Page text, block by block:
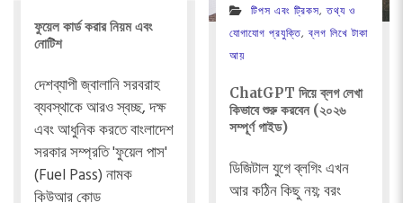
ফুয়েল কার্ড করার নিয়ম এবং
নোটিশ
দেশব্যাপী জ্বালানি সরবরাহ
ব্যবস্থাকে আরও স্বচ্ছ, দক্ষ
এবং আধুনিক করতে বাংলাদেশ
সরকার সম্প্রতি 'ফুয়েল পাস'
(Fuel Pass) নামক
কিউআর কোড
টিপস এবং ট্রিকস,তথ্য ও
যোগাযোগ প্রযুক্তি,ব্লগ লিখে টাকা
আয়
ChatGPT দিয়ে ব্লগ লেখা
কিভাবে শুরু করবেন (২০২৬
সম্পূর্ণ গাইড)
ডিজিটাল যুগে ব্লগিং এখন
আর কঠিন কিছু নয়; বরং